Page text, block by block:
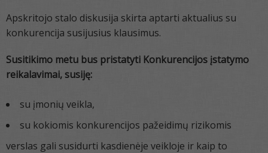
Apskritojo stalo diskusija skirta aptarti aktualius su
konkurencija susijusius klausimus.
Susitikimo metu bus pristatyti Konkurencijos įstatymo
reikalavimai, susiję:
su įmonių veikla,
su kokiomis konkurencijos pažeidimų rizikomis
verslas gali susidurti kasdienėje veikloje ir kaip to